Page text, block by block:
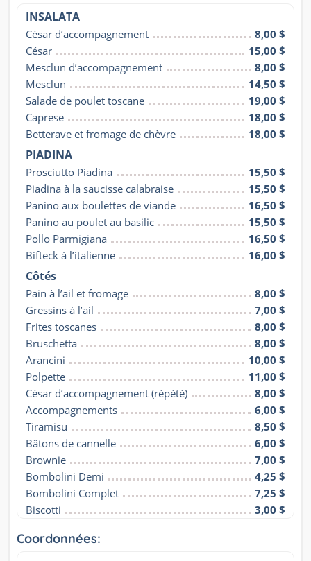
INSALATA
César d’accompagnement
8,00 $
César
15,00 $
Mesclun d’accompagnement
8,00 $
Mesclun
14,50 $
Salade de poulet toscane
19,00 $
Caprese
18,00 $
Betterave et fromage de chèvre
18,00 $
PIADINA
Prosciutto Piadina
15,50 $
Piadina à la saucisse calabraise
15,50 $
Panino aux boulettes de viande
16,50 $
Panino au poulet au basilic
15,50 $
Pollo Parmigiana
16,50 $
Bifteck à l’italienne
16,00 $
Côtés
Pain à l’ail et fromage
8,00 $
Gressins à l’ail
7,00 $
Frites toscanes
8,00 $
Bruschetta
8,00 $
Arancini
10,00 $
Polpette
11,00 $
César d’accompagnement (répété)
8,00 $
Accompagnements
6,00 $
Tiramisu
8,50 $
Bâtons de cannelle
6,00 $
Brownie
7,00 $
Bombolini Demi
4,25 $
Bombolini Complet
7,25 $
Biscotti
3,00 $
Coordonnées: